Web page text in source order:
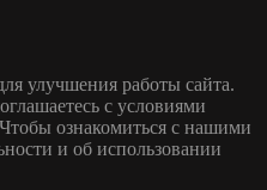
улучшения работы сайта.
с условиями
ознакомиться с нашими
и об использовании